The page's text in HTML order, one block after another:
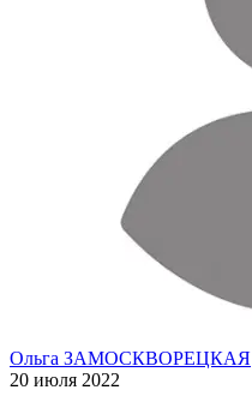
Ольга ЗАМОСКВОРЕЦКАЯ
20 июля 2022